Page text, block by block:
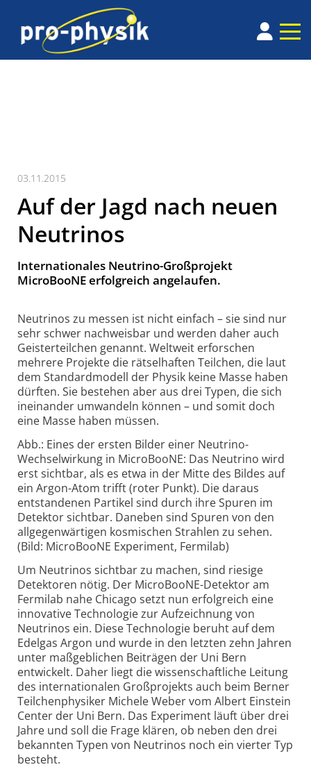
03.11.2015
Auf der Jagd nach neuen
Neutrinos
Internationales Neutrino-Großprojekt
MicroBooNE erfolgreich angelaufen.
Neutrinos zu messen ist nicht einfach – sie sind nur
sehr schwer nachweisbar und werden daher auch
Geister­teilchen genannt. Weltweit erforschen
mehrere Projekte die rätselhaften Teilchen, die laut
dem Standard­modell der Physik keine Masse haben
dürften. Sie bestehen aber aus drei Typen, die sich
ineinander umwandeln können – und somit doch
eine Masse haben müssen.
Abb.: Eines der ersten Bilder einer Neutrino-
Wechselwirkung in MicroBooNE: Das Neutrino wird
erst sichtbar, als es etwa in der Mitte des Bildes auf
ein Argon-Atom trifft (roter Punkt). Die daraus
entstandenen Partikel sind durch ihre Spuren im
Detektor sichtbar. Daneben sind Spuren von den
allgegenwärtigen kosmischen Strahlen zu sehen.
(Bild: MicroBooNE Experiment, Fermilab)
Um Neutrinos sichtbar zu machen, sind riesige
Detektoren nötig. Der MicroBooNE-Detektor am
Fermilab nahe Chicago setzt nun erfolgreich eine
innovative Technologie zur Aufzeichnung von
Neutrinos ein. Diese Technologie beruht auf dem
Edelgas Argon und wurde in den letzten zehn Jahren
unter maßgeblichen Beiträgen der Uni Bern
entwickelt. Daher liegt die wissenschaftliche Leitung
des internationalen Groß­projekts auch beim Berner
Teilchen­physiker Michele Weber vom Albert Einstein
Center der Uni Bern. Das Experiment läuft über drei
Jahre und soll die Frage klären, ob neben den drei
bekannten Typen von Neutrinos noch ein vierter Typ
besteht.